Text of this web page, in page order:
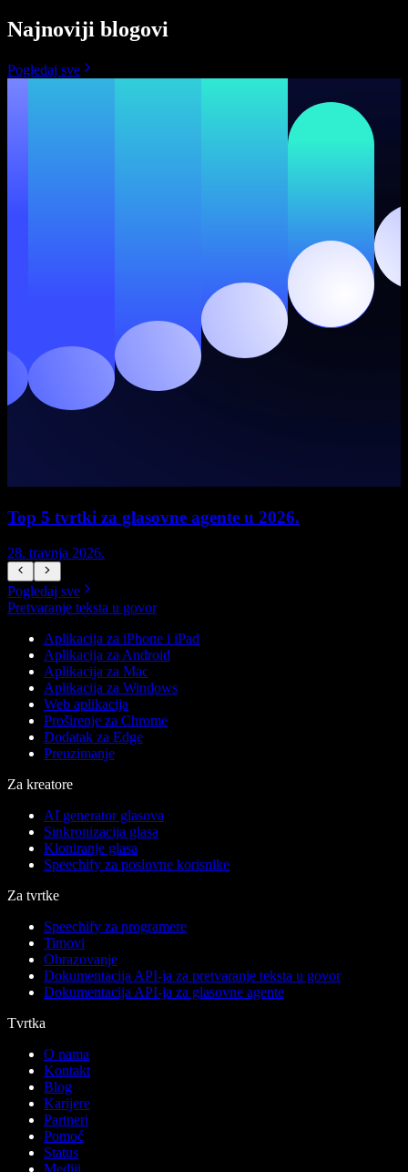
Najnoviji blogovi
Pogledaj sve
Top 5 tvrtki za glasovne agente u 2026.
28. travnja 2026.
Pogledaj sve
Pretvaranje teksta u govor
Aplikacija za iPhone i iPad
Aplikacija za Android
Aplikacija za Mac
Aplikacija za Windows
Web aplikacija
Proširenje za Chrome
Dodatak za Edge
Preuzimanje
Za kreatore
AI generator glasova
Sinkronizacija glasa
Kloniranje glasa
Speechify za poslovne korisnike
Za tvrtke
Speechify za programere
Timovi
Obrazovanje
Dokumentacija API-ja za pretvaranje teksta u govor
Dokumentacija API-ja za glasovne agente
Tvrtka
O nama
Kontakt
Blog
Karijere
Partneri
Pomoć
Status
Mediji